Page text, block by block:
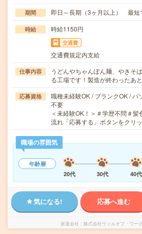
期間 即日～長期（3ヶ月以上） 最短
時給 時給1150円
交通費
交通費規定内支給
仕事内容
うどんやちゃんぽん麺、やきそ
る工場です！製造が終わったあ
応募資格
職種未経験OK / ブランクOK / パ
不要
＜未経験OK！＞＃学歴不問＃
流れ「応募する」ボタンをクリ
職場の雰囲気
年齢層
20代
30代 40代
気になる! 応募へ進む
派遣会社 株式会社ウィルオブ・ワ